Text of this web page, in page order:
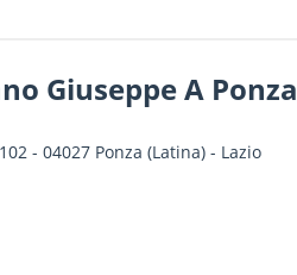
Giuseppe A Ponza
- 04027 Ponza (Latina) - Lazio